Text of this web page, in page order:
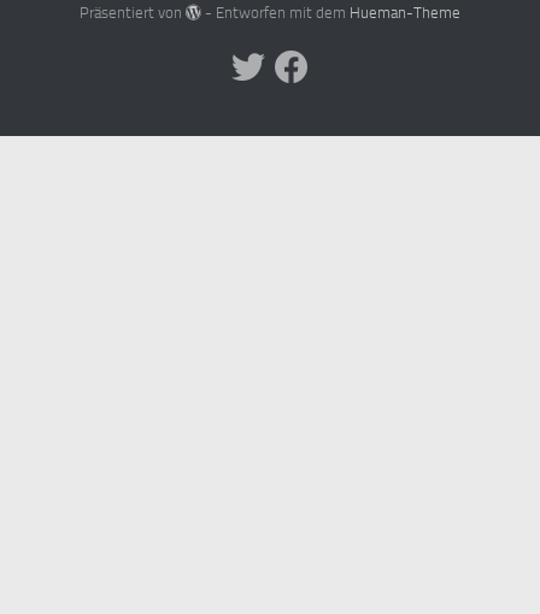
Präsentiert von - Entworfen mit dem Hueman-Theme